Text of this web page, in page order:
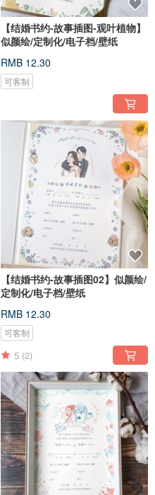
【结婚书约-故事插图-观叶植物】
似颜绘/定制化/电子档/壁纸
RMB 12.30
可客制
【结婚书约-故事插图02】似颜绘/
定制化/电子档/壁纸
RMB 12.30
可客制
5 (2)